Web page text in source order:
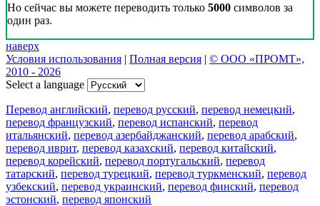
Но сейчас вы можете переводить только 5000 символов за
один раз.
наверх
Условия использования | Полная версия | © ООО «ПРОМТ»,
2010 - 2026
Select a language
Перевод английский, перевод русский, перевод немецкий,
перевод французский, перевод испанский, перевод
итальянский, перевод азербайджанский, перевод арабский,
перевод иврит, перевод казахский, перевод китайский,
перевод корейский, перевод португальский, перевод
татарский, перевод турецкий, перевод туркменский, перевод
узбекский, перевод украинский, перевод финский, перевод
эстонский, перевод японский